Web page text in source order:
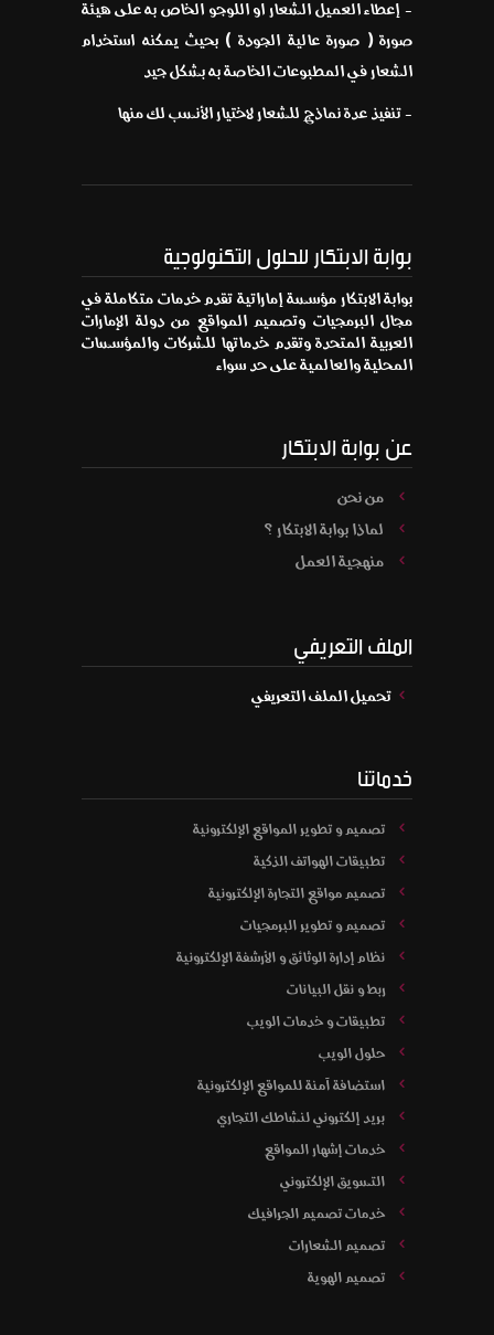
- إعطاء العميل الشعار او اللوجو الخاص به على هيئة
صورة ( صورة عالية الجودة ) بحيث يمكنه استخدام
الشعار في المطبوعات الخاصة به بشكل جيد
- تنفيذ عدة نماذج للشعار لاختيار الأنسب لك منها
بوابة الابتكار للحلول التكنولوجية
بوابة الابتكار مؤسسة إماراتية تقدم خدمات متكاملة في
مجال البرمجيات وتصميم المواقع من دولة الإمارات
العربية المتحدة وتقدم خدماتها للشركات والمؤسسات
المحلية والعالمية على حد سواء
عن بوابة الابتكار
من نحن
لماذا بوابة الابتكار ؟
منهجية العمل
الملف التعريفي
تحميل الملف التعريفي
خدماتنا
تصميم و تطوير المواقع الإلكترونية
تطبيقات الهواتف الذكية
تصميم مواقع التجارة الإلكترونية
تصميم و تطوير البرمجيات
نظام إدارة الوثائق و الأرشفة الإلكترونية
ربط و نقل البيانات
تطبيقات و خدمات الويب
حلول الويب
استضافة آمنة للمواقع الإلكترونية
بريد إلكتروني لنشاطك التجاري
خدمات إشهار المواقع
التسويق الإلكتروني
خدمات تصميم الجرافيك
تصميم الشعارات
تصميم الهوية